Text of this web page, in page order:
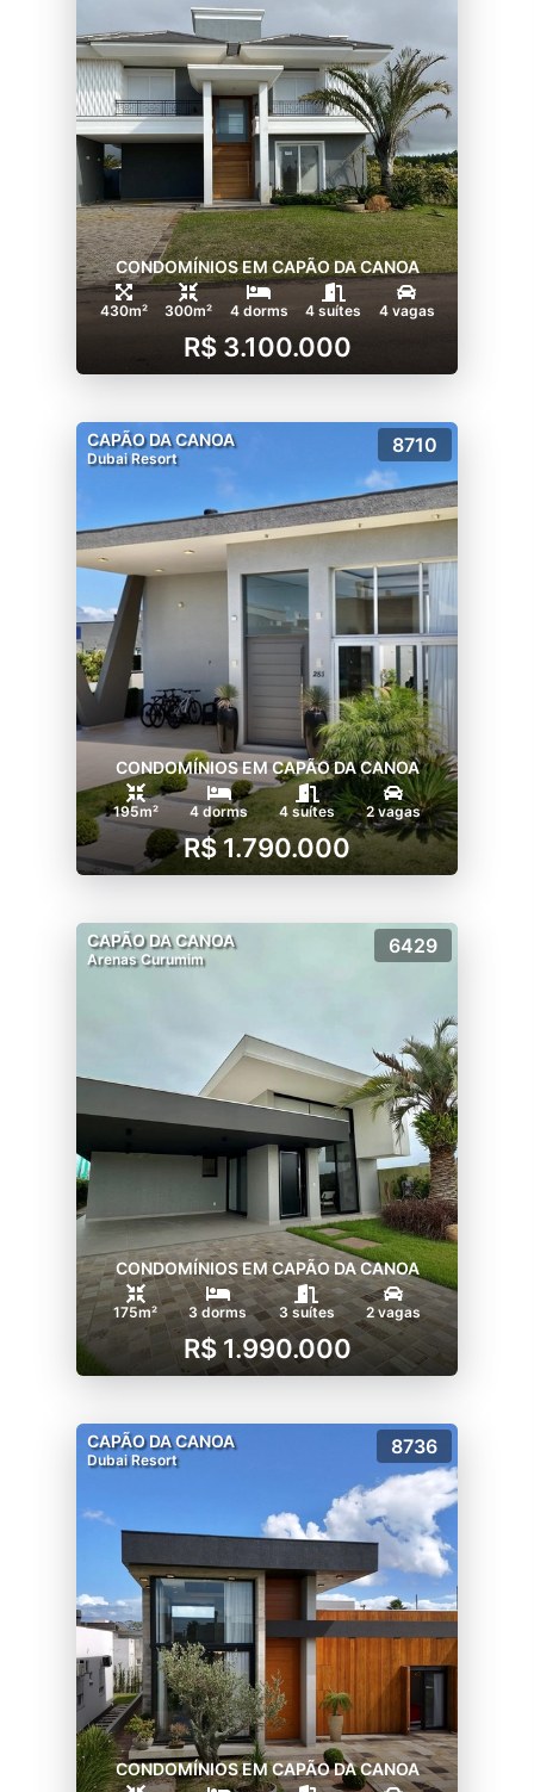
CONDOMÍNIOS EM CAPÃO DA CANOA
430m² 300m² 4 dorms 4 suítes 4 vagas
R$ 3.100.000
CAPÃO DA CANOA
Dubai Resort
8710
CONDOMÍNIOS EM CAPÃO DA CANOA
195m² 4 dorms 4 suítes 2 vagas
R$ 1.790.000
CAPÃO DA CANOA
Arenas Curumim
6429
CONDOMÍNIOS EM CAPÃO DA CANOA
175m² 3 dorms 3 suítes 2 vagas
R$ 1.990.000
CAPÃO DA CANOA
Dubai Resort
8736
CONDOMÍNIOS EM CAPÃO DA CANOA